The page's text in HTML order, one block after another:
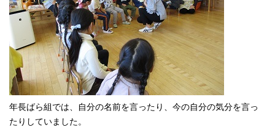
年長ばら組では、自分の名前を言ったり、今の自分の気分を言っ
たりしていました。